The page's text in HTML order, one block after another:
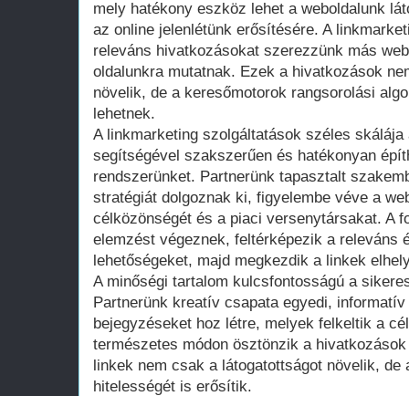
mely hatékony eszköz lehet a weboldalunk
az online jelenlétünk erősítésére. A
releváns hivatkozásokat szerezzünk más
oldalunkra mutatnak. Ezek a hivatkozások
növelik, de a keresőmotorok rangsorolási
lehetnek.
A linkmarketing szolgáltatások széles
segítségével szakszerűen és hatékonyan
rendszerünket. Partnerünk tapasztalt
stratégiát dolgoznak ki, figyelembe véve a
célközönségét és a piaci versenytársakat. A
elemzést végeznek, feltérképezik a releváns
lehetőségeket, majd megkezdik a linkek
A minőségi tartalom kulcsfontosságú a
Partnerünk kreatív csapata egyedi,
bejegyzéseket hoz létre, melyek felkeltik a
természetes módon ösztönzik a
linkek nem csak a látogatottságot növelik, de
hitelességét is erősítik.